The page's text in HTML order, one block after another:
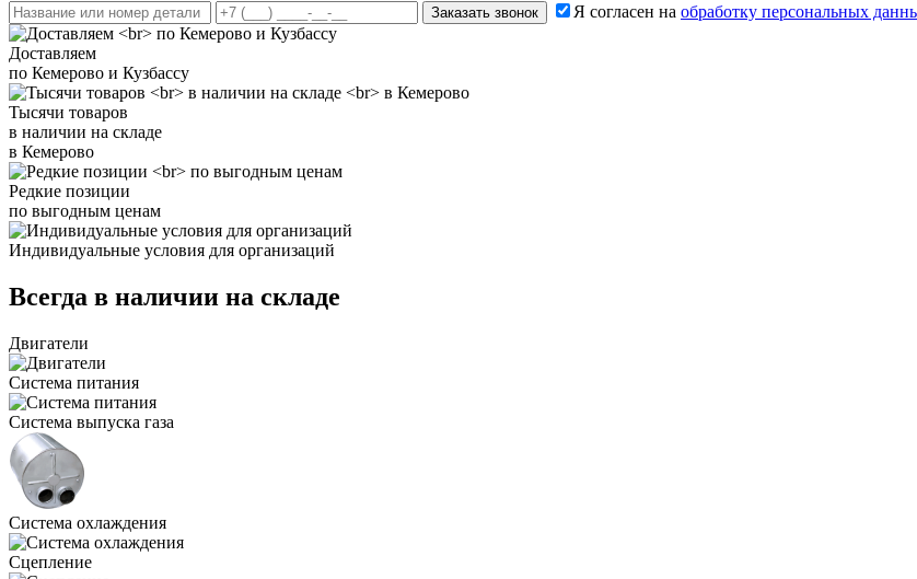
Заказать звонок Я согласен на обработку персональных
Доставляем
по Кемерово и Кузбассу
Тысячи товаров
в наличии на складе
в Кемерово
Редкие позиции
по выгодным ценам
Индивидуальные условия для организаций
Всегда в наличии на складе
Двигатели
Система питания
Система выпуска газа
Система охлаждения
Сцепление